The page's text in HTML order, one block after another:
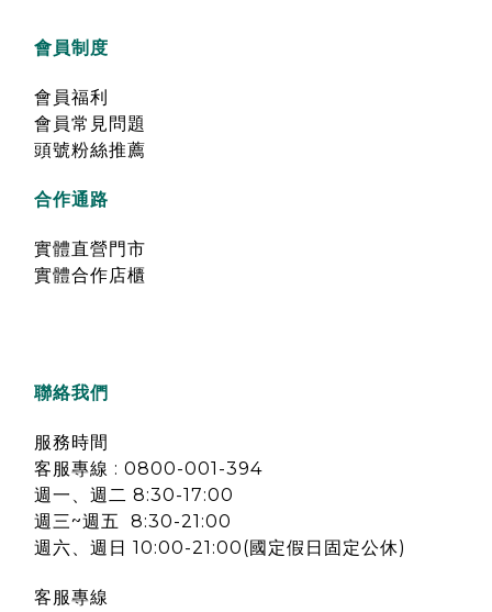
會員制度
會員福利
會員常見問題
頭號粉絲推薦
合作通路
實體直營門市
實體合作店櫃
聯絡我們
服務時間
客服專線 : 0800-001-394
週一、週二 8:30-17:00
週三~週五 8:30-21:00
週六、週日 10:00-21:00(國定假日固定公休)
客服專線